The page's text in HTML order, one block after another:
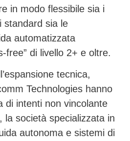
in modo flessibile sia i
standard sia le
automatizzata
free” di livello 2+ e oltre.
tecnica,
Technologies hanno
di intenti non vincolante
, la società specializzata in
autonoma e sistemi di